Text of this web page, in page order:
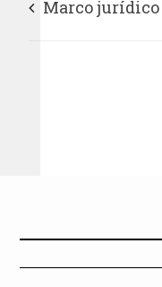
Marco jurídico